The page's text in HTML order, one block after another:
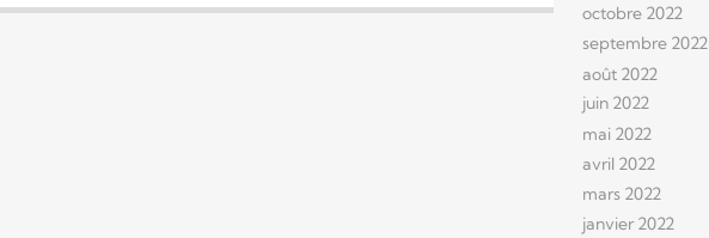
octobre 2022
septembre 2022
août 2022
juin 2022
mai 2022
avril 2022
mars 2022
janvier 2022